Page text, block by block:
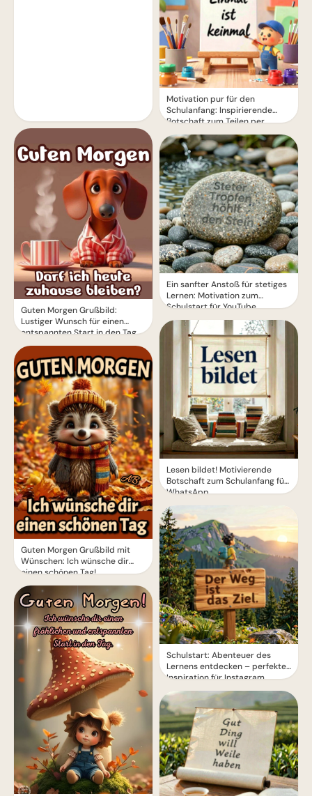
Guten Morgen Grußbild:
Lustiger Wunsch für einen
entspannten Start in den Tag
Guten Morgen Grußbild mit
Wünschen: Ich wünsche dir
einen schönen Tag!
Motivation pur für den
Schulanfang: Inspirierende
Botschaft zum Teilen per
WhatsApp!
Ein sanfter Anstoß für stetiges
Lernen: Motivation zum
Schulstart für YouTube.
Lesen bildet! Motivierende
Botschaft zum Schulanfang für
WhatsApp
Schulstart: Abenteuer des
Lernens entdecken – perfekte
Inspiration für Instagram